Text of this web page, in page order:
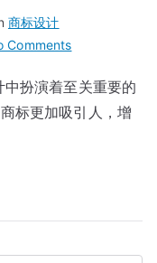
商标设计
Commentson
标
色
巧：
扮演着至关重要的
标更加吸引人，增